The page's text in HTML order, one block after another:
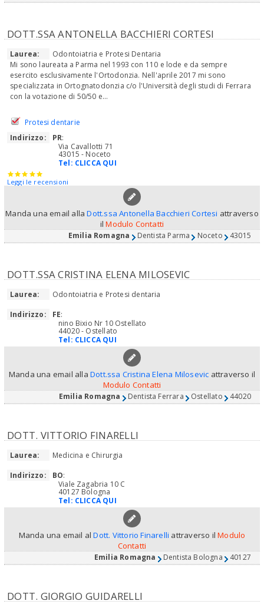
DOTT.SSA ANTONELLA BACCHIERI CORTESI
Laurea:
Odontoiatria e Protesi Dentaria
Mi sono laureata a Parma nel 1993 con 110 e lode e da sempre
esercito esclusivamente l'Ortodonzia. Nell'aprile 2017 mi sono
specializzata in Ortognatodonzia c/o l'Università degli studi di Ferrara
con la votazione di 50/50 e...
Protesi dentarie
Indirizzo:
PR:
Via Cavallotti 71
43015 - Noceto
Tel: CLICCA QUI
Leggi le recensioni
Manda una email allaDott.ssa Antonella Bacchieri Cortesi attraverso
ilModulo Contatti
Emilia Romagna Dentista Parma Noceto 43015
DOTT.SSA CRISTINA ELENA MILOSEVIC
Laurea:
Odontoiatria e Protesi dentaria
Indirizzo:
FE:
nino Bixio Nr 10 Ostellato
44020 - Ostellato
Tel: CLICCA QUI
Manda una email alla Dott.ssa Cristina Elena Milosevic attraverso il
Modulo Contatti
Emilia Romagna Dentista Ferrara Ostellato 44020
DOTT. VITTORIO FINARELLI
Laurea:
Medicina e Chirurgia
Indirizzo:
BO:
Viale Zagabria 10 C
40127 Bologna
Tel: CLICCA QUI
Manda una email alDott. Vittorio Finarelli attraverso ilModulo
Contatti
Emilia Romagna Dentista Bologna 40127
DOTT. GIORGIO GUIDARELLI